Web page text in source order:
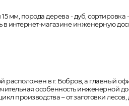
мм, порода дерева - дуб, сортировка -
интернет-магазине инженерную
в г. Бобров, а главный
особенность инженерной
производства – от заготовки